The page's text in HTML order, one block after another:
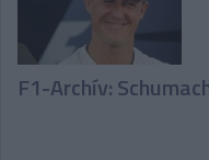
F1-Archív: